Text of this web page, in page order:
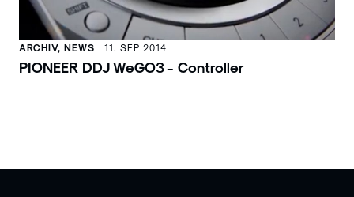
ARCHIV, NEWS 11. SEP 2014
PIONEER DDJ WeGO3 - Controller